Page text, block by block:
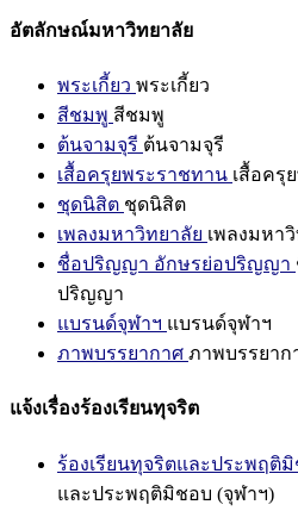
อัตลักษณ์มหาวิทยาลัย
พระเกี้ยว พระเกี้ยว
สีชมพู สีชมพู
ต้นจามจุรี ต้นจามจุรี
เสื้อครุยพระราชทาน เสื้อครุ
ชุดนิสิต ชุดนิสิต
เพลงมหาวิทยาลัย เพลงมหา
ชื่อปริญญา อักษรย่อปริญญา
ปริญญา
แบรนด์จุฬาฯ แบรนด์จุฬาฯ
ภาพบรรยากาศ ภาพบรรยาก
แจ้งเรื่องร้องเรียนทุจริต
ร้องเรียนทุจริตและประพฤติ
และประพฤติมิชอบ (จุฬาฯ)